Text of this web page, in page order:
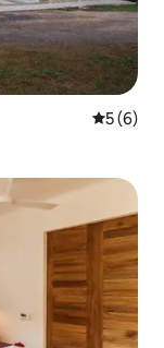
從 6 則評
5 (6)